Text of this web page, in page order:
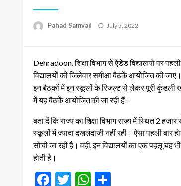
Pahad Samvad
Posted
July 5, 2022
Dehradoon. शिक्षा विभाग से ऐडेड विद्यालयों पर
विद्यालयों की जिलेवार समीक्षा बैठकें आयोजित की
इन बैठकों में इन स्कूलों के रिजल्ट से लेकर पूरी कुंडली
में यह बैठकें आयोजित की जा रही हैं।
बता दें कि राज्य का शिक्षा विभाग राज्य में स्थित 2
स्कूलों में ज्यादा दखलंदाजी नहीं रही। ऐसा पहली बार
सोची जा रही है। वहीं, इन विद्यालयों का एक पहलू यह
होती है।
Facebook
TwitterWhatsApp